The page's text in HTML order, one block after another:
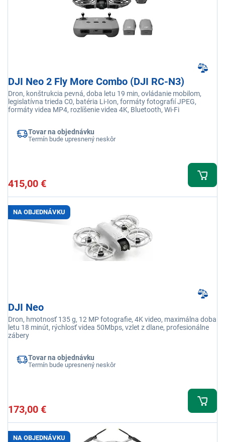
DJI Neo 2 Fly More Combo (DJI RC-N3)
Dron, konštrukcia pevná, doba letu 19 min, ovládanie mobilom,
legislatívna trieda C0, batéria Li-Ion, formáty fotografií JPEG,
formáty videa MP4, rozlíšenie videa 4K, Bluetooth, Wi-Fi
Tovar na objednávku
Termín bude upresnený neskôr
415,00 €
NA OBJEDNÁVKU
DJI Neo
Dron, hmotnosť 135 g, 12 MP fotografie, 4K video, maximálna doba
letu 18 minút, rýchlosť videa 50Mbps, vzlet z dlane, profesionálne
zábery
Tovar na objednávku
Termín bude upresnený neskôr
173,00 €
NA OBJEDNÁVKU